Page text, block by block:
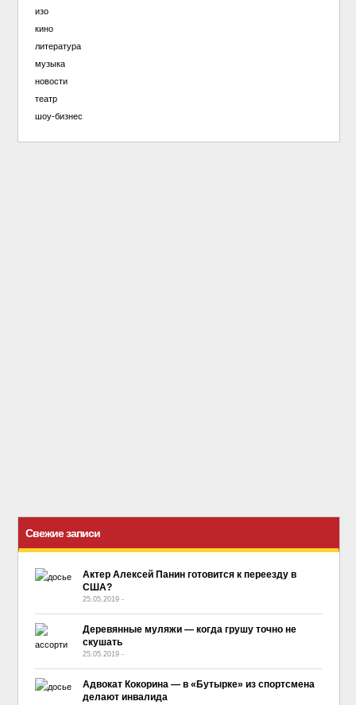
изо
кино
литература
музыка
новости
театр
шоу-бизнес
Свежие записи
Актер Алексей Панин готовится к переезду в
США?
25.05.2019 -
Деревянные муляжи — когда грушу точно не
скушать
25.05.2019 -
Адвокат Кокорина — в «Бутырке» из спортсмена
делают инвалида